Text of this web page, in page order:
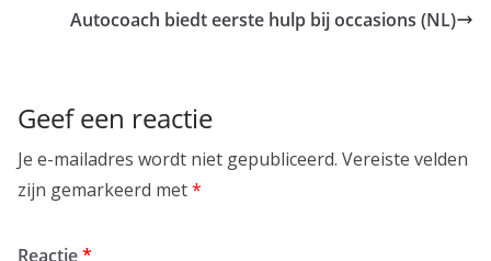
Autocoach biedt eerste hulp bij occasions (NL)
Geef een reactie
Je e-mailadres wordt niet gepubliceerd. Vereiste velden
zijn gemarkeerd met*
Reactie*